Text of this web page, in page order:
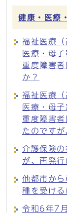
健康・医療
福祉医療
医療・母
重度障害
か？
福祉医療
医療・母
重度障害
たのですが
介護保険
が、再発行
他都市か
種を受ける
令和6年7